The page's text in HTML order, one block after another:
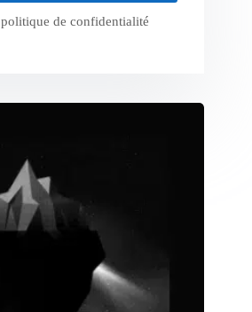
politique de confidentialité